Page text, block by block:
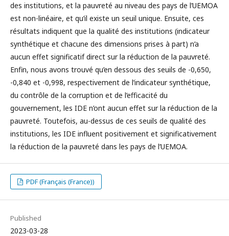
des institutions, et la pauvreté au niveau des pays de l’UEMOA
est non-linéaire, et qu’il existe un seuil unique. Ensuite, ces
résultats indiquent que la qualité des institutions (indicateur
synthétique et chacune des dimensions prises à part) n’a
aucun effet significatif direct sur la réduction de la pauvreté.
Enfin, nous avons trouvé qu’en dessous des seuils de -0,650,
-0,840 et -0,998, respectivement de l’indicateur synthétique,
du contrôle de la corruption et de l’efficacité du
gouvernement, les IDE n’ont aucun effet sur la réduction de la
pauvreté. Toutefois, au-dessus de ces seuils de qualité des
institutions, les IDE influent positivement et significativement
la réduction de la pauvreté dans les pays de l’UEMOA.
PDF (Français (France))
Published
2023-03-28